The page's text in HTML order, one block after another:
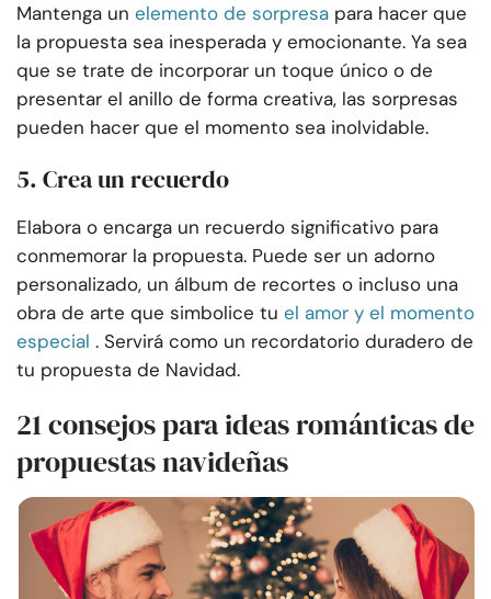
Mantenga un elemento de sorpresa para hacer que
la propuesta sea inesperada y emocionante. Ya sea
que se trate de incorporar un toque único o de
presentar el anillo de forma creativa, las sorpresas
pueden hacer que el momento sea inolvidable.
5. Crea un recuerdo
Elabora o encarga un recuerdo significativo para
conmemorar la propuesta. Puede ser un adorno
personalizado, un álbum de recortes o incluso una
obra de arte que simbolice tu el amor y el momento
especial . Servirá como un recordatorio duradero de
tu propuesta de Navidad.
21 consejos para ideas románticas de
propuestas navideñas